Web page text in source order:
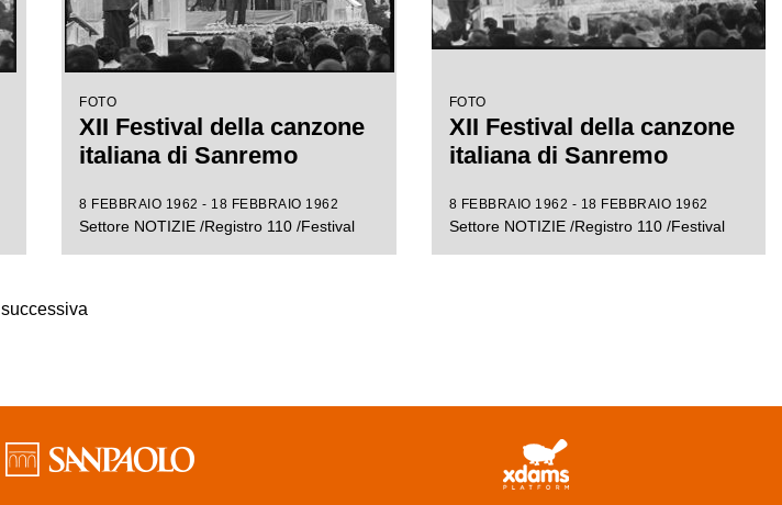
FOTO
XII Festival della canzone
italiana di Sanremo
8 FEBBRAIO 1962 - 18 FEBBRAIO 1962
Settore NOTIZIE /Registro 110 /Festival
FOTO
XII Festival della canzone
italiana di Sanremo
8 FEBBRAIO 1962 - 18 FEBBRAIO 1962
Settore NOTIZIE /Registro 110 /Festival
successiva